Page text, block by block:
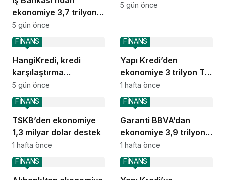
ekonomiye 3,7 trilyon
TL destek
5 gün önce
ve emeklilik alanında
5 gün önce
HangiKredi, kredi
karşılaştırma
deneyimini ChatGPT’ye
taşıdı
FİNANS
5 gün önce
Yapı Kredi’den
ekonomiye 3 trilyon TL
destek
FİNANS
1 hafta önce
TSKB’den ekonomiye
1,3 milyar dolar destek
FİNANS
1 hafta önce
Garanti BBVA’dan
ekonomiye 3,9 trilyon
TL destek
FİNANS
1 hafta önce
FİNANS FİNANS